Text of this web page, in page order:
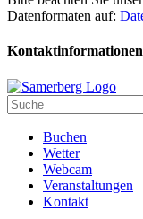
Datenformaten auf:
Kontaktinformationen
Buchen
Wetter
Webcam
Veranstaltungen
Kontakt